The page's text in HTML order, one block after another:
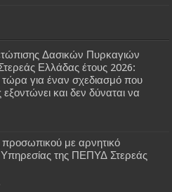
Δασικών Πυρκαγιών
Ελλάδας έτους 2026:
για έναν σχεδιασμό που
και δεν δύναται να
προσωπικού με αρνητικό
Υπηρεσίας της ΠΕΠΥΔ Στερεάς